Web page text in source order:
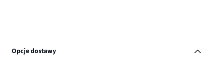
Opcje dostawy